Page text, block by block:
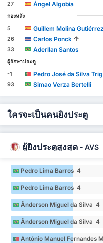
27 Ángel Algobia
กองหลัง
5
Guillem Molina Gutiérrez
26 Carlos Ponck ↑
33 Aderllan Santos
ผู้รักษาประตู
-1
Pedro José da Silva
93
Simao Verza Bertelli
ใครจะเป็นคนยิงประตู
ผู้ยิงประตูสูงสุด - AVS
Pedro Lima Barros 4
Pedro Lima Barros 4
Ânderson Miguel da Silva 4
Ânderson Miguel da Silva 4
António Manuel Fernandes